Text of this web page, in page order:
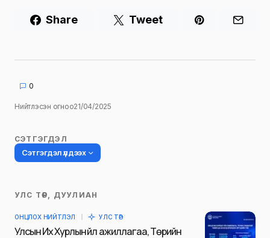
Share Tweet
0
Нийтлэсэн огноо21/04/2025
СЭТГЭГДЭЛ
Сэтгэгдэл үлдээх
Таны имэйл хаягийг нийтлэхгүй.
УЛС ТӨР, ДУУЛИАН
ОНЦЛОХ НИЙТЛЭЛ УЛС ТӨР
Улсын Их Хурлын үйл ажиллагаа, Төрийн